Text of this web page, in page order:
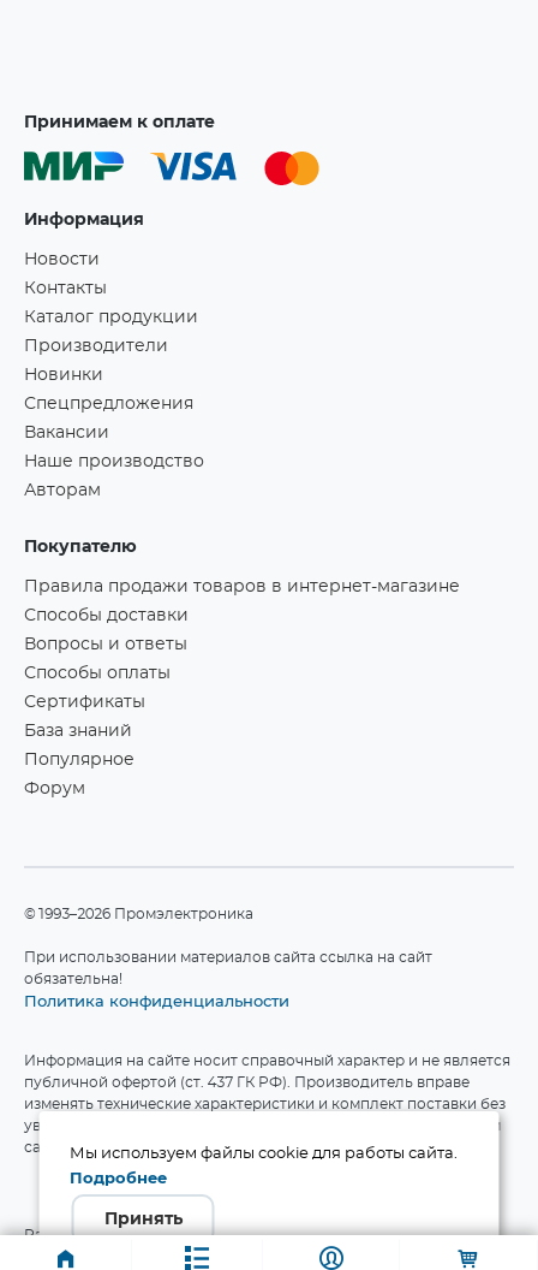
Принимаем к оплате
Информация
Новости
Контакты
Каталог продукции
Производители
Новинки
Спецпредложения
Вакансии
Наше производство
Авторам
Покупателю
Правила продажи товаров в интернет-магазине
Способы доставки
Вопросы и ответы
Способы оплаты
Сертификаты
База знаний
Популярное
Форум
©1993–2026 Промэлектроника
При использовании материалов сайта ссылка на сайт
обязательна!
Политика конфиденциальности
Информация на сайте носит справочный характер и не является
публичной офертой (ст. 437 ГК РФ). Производитель вправе
изменять технические характеристики и комплект поставки без
уведомления. Актуальные данные приведены на официальном
сайте производителя.
Разработка сайта
Мы используем файлы cookie для работы сайта.
Подробнее
Принять